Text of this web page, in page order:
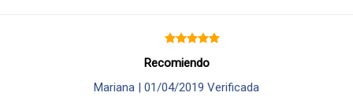
Recomiendo
Mariana | 01/04/2019 Verificada